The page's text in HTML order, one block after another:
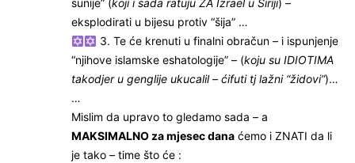
sunije” (koji i sada ratuju ZA Izrael u Siriji) –
eksplodirati u bijesu protiv “šija” …
3. Te će krenuti u finalni obračun – i ispunjenje
“njihove islamske eshatologije” – (koju su IDIOTIMA
takodjer u genglije ukucalil – ćifuti tj lažni “židovi”)…
…
Mislim da upravo to gledamo sada – a
MAKSIMALNO za mjesec dana ćemo i ZNATI da li
je tako – time što će :